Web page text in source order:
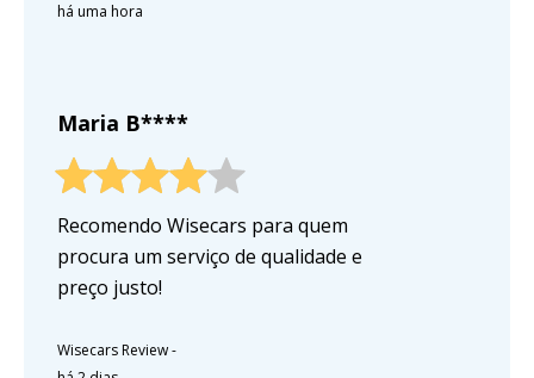
há uma hora
Maria B****
Recomendo Wisecars para quem
procura um serviço de qualidade e
preço justo!
Wisecars Review-